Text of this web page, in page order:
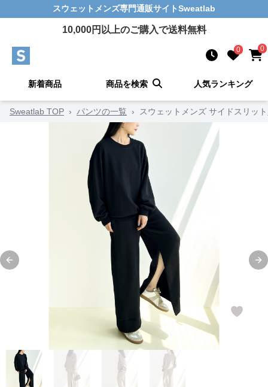
スウェットメンズ専門通販サイトSweatlab
10,000円以上のご購入で送料無料
0 0
新着商品 商品を検索 人気ランキング
Sweatlab TOP › パンツの一覧 › スウェットメンズ サイドスリッ
Previous slide